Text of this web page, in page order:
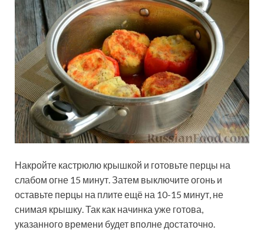
Накройте кастрюлю крышкой и готовьте перцы на
слабом огне 15 минут. Затем выключите огонь и
оставьте перцы на плите ещё на 10-15 минут, не
снимая крышку. Так как начинка уже готова,
указанного времени будет вполне достаточно.